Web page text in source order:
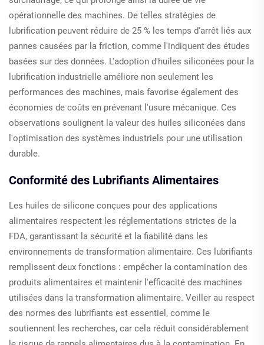
opérationnelle des machines. De telles stratégies de
lubrification peuvent réduire de 25 % les temps d'arrêt liés aux
pannes causées par la friction, comme l'indiquent des études
basées sur des données. L'adoption d'huiles siliconées pour la
lubrification industrielle améliore non seulement les
performances des machines, mais favorise également des
économies de coûts en prévenant l'usure mécanique. Ces
observations soulignent la valeur des huiles siliconées dans
l'optimisation des systèmes industriels pour une utilisation
durable.
Conformité des Lubrifiants Alimentaires
Les huiles de silicone conçues pour des applications
alimentaires respectent les réglementations strictes de la
FDA, garantissant la sécurité et la fiabilité dans les
environnements de transformation alimentaire. Ces lubrifiants
remplissent deux fonctions : empêcher la contamination des
produits alimentaires et maintenir l'efficacité des machines
utilisées dans la transformation alimentaire. Veiller au respect
des normes des lubrifiants est essentiel, comme le
soutiennent les recherches, car cela réduit considérablement